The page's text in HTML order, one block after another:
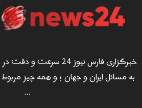
خبرگزاری فارس نیوز 24
به مسائل ایران و جهان ؛ و همه چیز
...